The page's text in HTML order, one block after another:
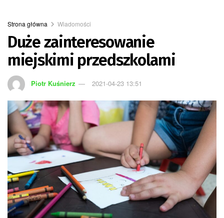
Strona główna Wiadomości
Duże zainteresowanie
miejskimi przedszkolami
Piotr Kuśnierz 2021-04-23 13:51